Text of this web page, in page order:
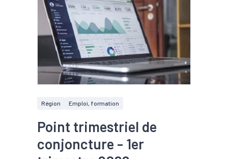
Région Emploi, formation
Point trimestriel de
conjoncture - 1er